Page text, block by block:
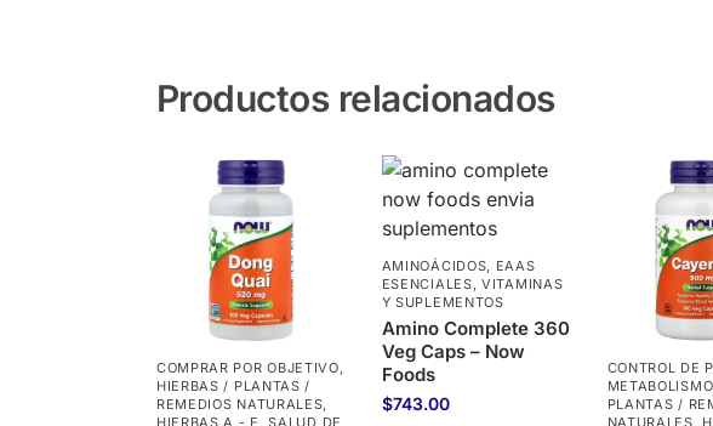
Productos relacionados
COMPRAR POR OBJETIVO
HIERBAS / PLANTAS /
REMEDIOS NATURALES
HIERBAS A - E
,SALUD DE
AMINOÁCIDOS, EAAS
ESENCIALES,VITAMINAS
Y SUPLEMENTOS
Amino Complete 360
Veg Caps – Now
Foods
$743.00
CONTROL DE
METABOLISMO
PLANTAS /
NATURALES